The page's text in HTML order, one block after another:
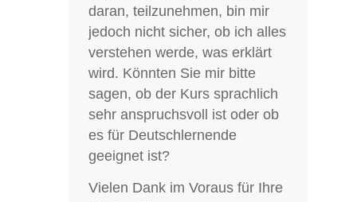
daran, teilzunehmen, bin mir
jedoch nicht sicher, ob ich alles
verstehen werde, was erklärt
wird. Könnten Sie mir bitte
sagen, ob der Kurs sprachlich
sehr anspruchsvoll ist oder ob
es für Deutschlernende
geeignet ist?
Vielen Dank im Voraus für Ihre